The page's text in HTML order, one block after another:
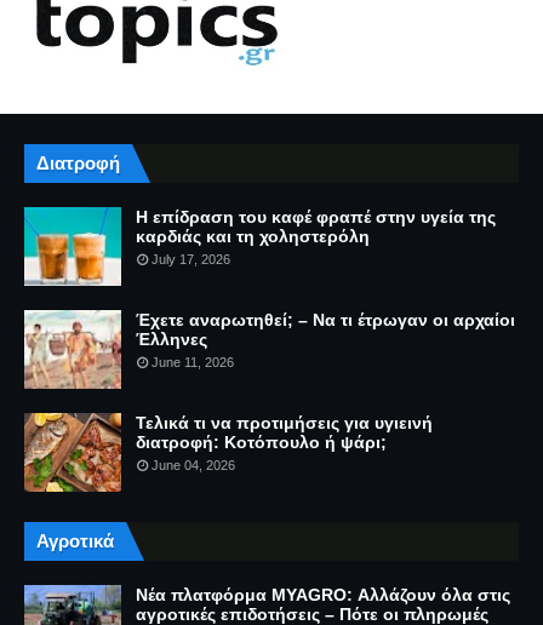
Διατροφή
Η επίδραση του καφέ φραπέ στην υγεία της
καρδιάς και τη χοληστερόλη
July 17, 2026
Έχετε αναρωτηθεί; – Να τι έτρωγαν οι αρχαίοι
Έλληνες
June 11, 2026
Τελικά τι να προτιμήσεις για υγιεινή
διατροφή: Κοτόπουλο ή ψάρι;
June 04, 2026
Αγροτικά
Νέα πλατφόρμα MYAGRO: Αλλάζουν όλα στις
αγροτικές επιδοτήσεις – Πότε οι πληρωμές